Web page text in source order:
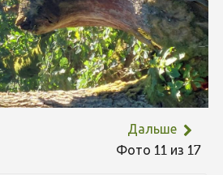
Дальше
Фото 11 из 17